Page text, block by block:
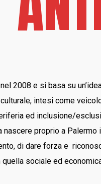
2008 e si basa su
intesi come
ed inclusione/
proprio a
di dare forza e
sociale ed